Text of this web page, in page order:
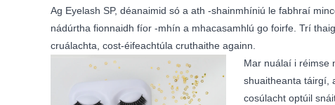
Ag Eyelash SP, déanaimid só a ath -shainmhíniú le fabhraí
nádúrtha fionnaidh fíor -mhín a mhacasamhlú go foirfe. Trí
cruálachta, cost-éifeachtúla cruthaithe againn.
Mar nuálaí i réimse
shuaitheanta táirgí,
cosúlacht optúil